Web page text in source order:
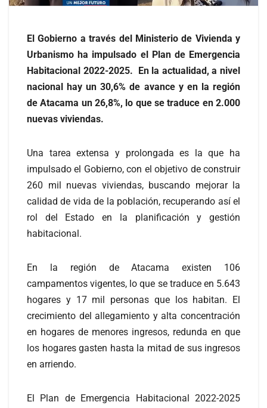
El Gobierno a través del Ministerio de Vivienda y
Urbanismo ha impulsado el Plan de Emergencia
Habitacional 2022-2025. En la actualidad, a nivel
nacional hay un 30,6% de avance y en la región
de Atacama un 26,8%, lo que se traduce en 2.000
nuevas viviendas.
Una tarea extensa y prolongada es la que ha
impulsado el Gobierno, con el objetivo de construir
260 mil nuevas viviendas, buscando mejorar la
calidad de vida de la población, recuperando así el
rol del Estado en la planificación y gestión
habitacional.
En la región de Atacama existen 106
campamentos vigentes, lo que se traduce en 5.643
hogares y 17 mil personas que los habitan. El
crecimiento del allegamiento y alta concentración
en hogares de menores ingresos, redunda en que
los hogares gasten hasta la mitad de sus ingresos
en arriendo.
El Plan de Emergencia Habitacional 2022-2025